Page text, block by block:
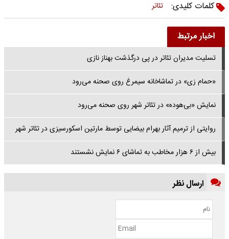
کلمات کلیدی:
تئاتر
اخبار مرتبط
تسلیت مدیران تئاتر در پی درگذشت بهناز نازی
«حمام زی» در تماشاخانه سیمرغ روی صحنه می‌رود
نمایش «بی‌هوده» در تئاتر شهر روی صحنه می‌رود
روایتی از ترمیم آثار بهرام بیضایی توسط مارتین اسکورسیزی در تئاتر شهر
بیش از ۶ هزار مخاطب به تماشای ۶ نمایش نشستند
ارسال نظر